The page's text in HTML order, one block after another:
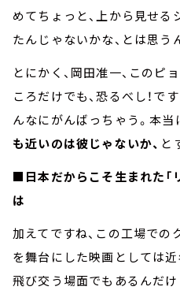
めてちょっと、上から見せ
たんじゃないかな、とは思う
とにかく、岡田准一、このピ
ころだけでも、恐るべし！で
んなにがんばっちゃう。本当
も近いのは彼じゃないか、 と
■ 日本だからこそ生まれた「
は
加えてですね、この工場での
を舞台にした映画としては
飛び交う場面でもあるんだ